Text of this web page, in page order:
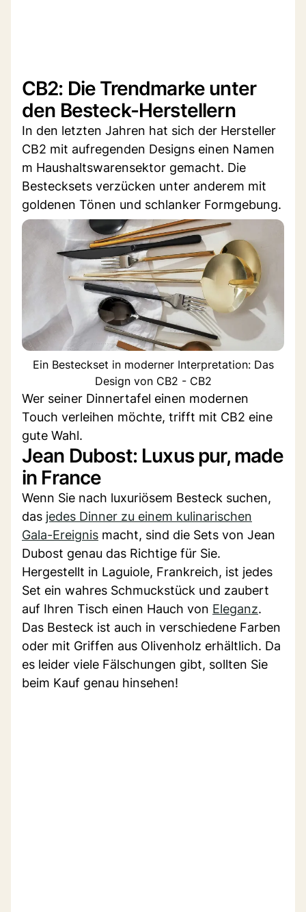
CB2: Die Trendmarke unter
den Besteck-Herstellern
In den letzten Jahren hat sich der Hersteller
CB2 mit aufregenden Designs einen Namen
m Haushaltswarensektor gemacht. Die
Bestecksets verzücken unter anderem mit
goldenen Tönen und schlanker Formgebung.
Ein Besteckset in moderner Interpretation: Das
Design von CB2 - CB2
Wer seiner Dinnertafel einen modernen
Touch verleihen möchte, trifft mit CB2 eine
gute Wahl.
Jean Dubost: Luxus pur, made
in France
Wenn Sie nach luxuriösem Besteck suchen,
das jedes Dinner zu einem kulinarischen
Gala-Ereignis macht, sind die Sets von Jean
Dubost genau das Richtige für Sie.
Hergestellt in Laguiole, Frankreich, ist jedes
Set ein wahres Schmuckstück und zaubert
auf Ihren Tisch einen Hauch von Eleganz.
Das Besteck ist auch in verschiedene Farben
oder mit Griffen aus Olivenholz erhältlich. Da
es leider viele Fälschungen gibt, sollten Sie
beim Kauf genau hinsehen!